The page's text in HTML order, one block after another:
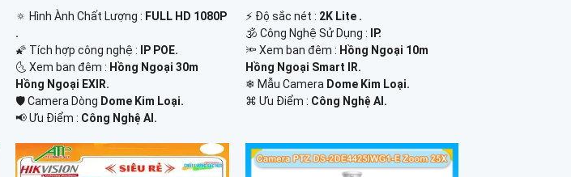
🔅 Hình Ành Chất Lượng : FULL HD 1080P
.
🌠 Tích hợp công nghệ :
IP POE.
🌜 Xem ban đêm : Hồng Ngoại 30m
Hồng Ngoại EXIR.
🛡 Camera Dòng Dome Kim Loại.
️📢 Ưu Điểm : Công Nghệ AI.
️⚡ Độ sắc nét : 2K Lite .
🕉️ Công Nghệ Sử Dụng :
IP.
🔦 Xem ban đêm : Hồng Ngoại 10m
Hồng Ngoại Smart IR.
❄ Mẫu Camera Dome Kim Loại.
️⌘ Ưu Điểm : Công Nghệ AI.